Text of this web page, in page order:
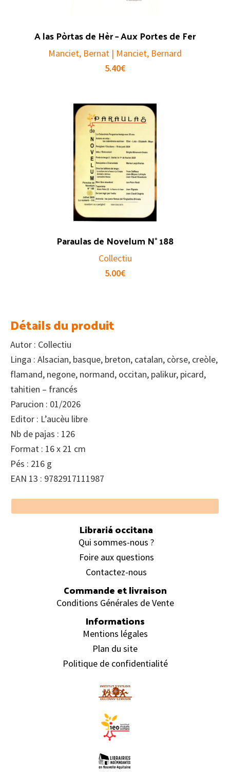
A las Pòrtas de Hèr – Aux Portes de Fer
Manciet, Bernat | Manciet, Bernard
5.40€
Paraulas de Novelum N° 188
Collectiu
5.00€
Détails du produit
Autor : Collectiu
Linga : Alsacian, basque, breton, catalan, còrse, creòle,
flamand, negone, normand, occitan, palikur, picard,
tahitien – francés
Parucion : 01/2026
Editor : L’aucèu libre
Nb de pajas : 126
Format : 16 x 21 cm
Pés : 216 g
EAN 13 : 9782917111987
Footer
Librariá occitana
Qui sommes-nous ?
Foire aux questions
Contactez-nous
Commande et livraison
Conditions Générales de Vente
Informations
Mentions légales
Plan du site
Politique de confidentialité